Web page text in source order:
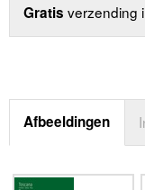
Gratis verzending
Afbeeldingen